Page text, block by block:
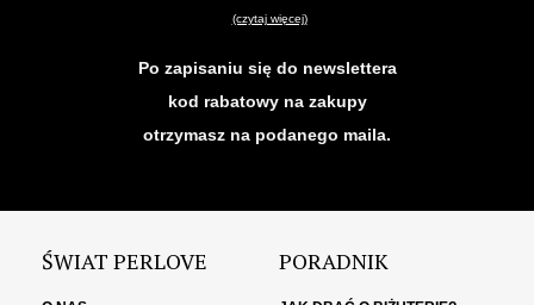
(czytaj więcej)
Po zapisaniu się do newslettera
kod rabatowy na zakupy
otrzymasz na podanego maila.
ŚWIAT PERLOVE PORADNIK